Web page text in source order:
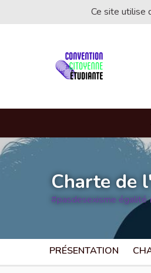
Ce site utilise
Charte de
#pasdesexisme égalité
PRÉSENTATION